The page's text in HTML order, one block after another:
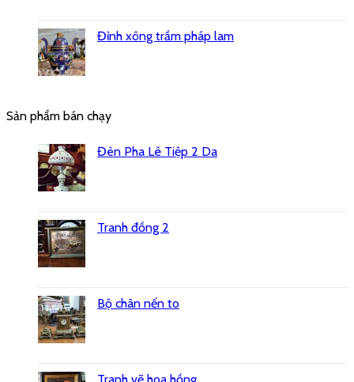
Đỉnh xông trầm pháp lam
Sản phẩm bán chạy
Đèn Pha Lê Tiệp 2 Da
Tranh đồng 2
Bộ chân nến to